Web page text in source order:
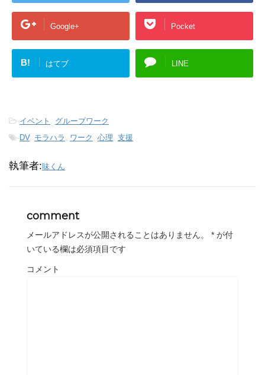
Google+ Pocket
B! はてブ LINE
-イベント , グループワーク
-DV, モラハラ , ワーク , 心理, 支援
執筆者:味くん
comment
メールアドレスが公開されることはありません。 * が付
いている欄は必須項目です
コメント